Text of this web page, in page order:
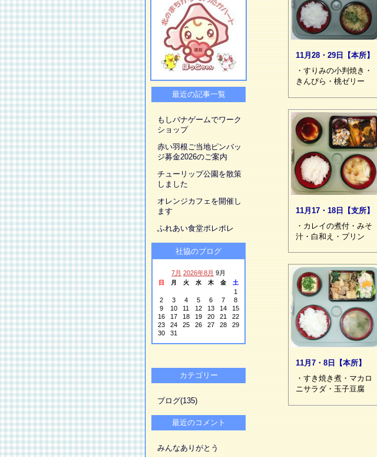
11月28・29日【本所】
・すりみの小判焼き・
きんぴら・桃ゼリー
11月17・18日【支所】
・カレイの煮付・みそ
汁・白和え・プリン
11月7・8日【本所】
・すき焼き煮・マカロ
ニサラダ・玉子豆腐
最近の記事一覧
もしバナゲームでワーク
ショップ
赤い羽根ご当地ピンバッ
ジ募金2026のご案内
チューリップ公園を散策
しました
オレンジカフェを開催し
ます
ふれあい食堂ポレポレ
社協のブログ
7月 2026年8月 9月
日 月 火 水 木 金 土
1
2
3 4 5 6 7
8
9
10 11 12 13 14
15
16
17 18 19 20 21
22
23
24 25 26 27 28
29
30
31
カテゴリー
ブログ(135)
最近のコメント
みんなありがとう